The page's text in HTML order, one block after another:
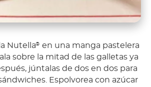
Nutella® en una manga pastelera
sobre la mitad de las galletas ya
júntalas de dos en dos para
Espolvorea con azúcar